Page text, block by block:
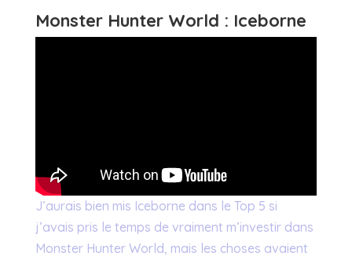
Monster Hunter World : Iceborne
J’aurais bien mis Iceborne dans le Top 5 si
j’avais pris le temps de vraiment m’investir dans
Monster Hunter World, mais les choses avaient